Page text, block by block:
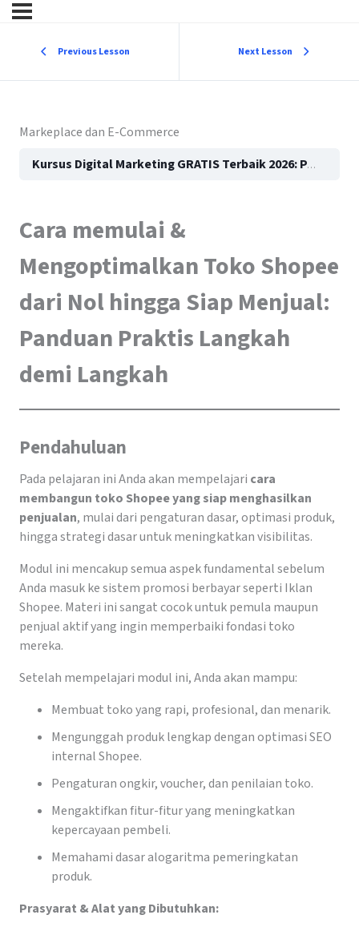
Previous Lesson Next Lesson
Markeplace dan E-Commerce
Kursus Digital Marketing GRATIS Terbaik 2026: Panduan Lengkap untuk Pemula hingga Mahir
Cara memulai &
Mengoptimalkan Toko Shopee
dari Nol hingga Siap Menjual:
Panduan Praktis Langkah
demi Langkah
Pendahuluan
Pada pelajaran ini Anda akan mempelajari cara
membangun toko Shopee yang siap menghasilkan
penjualan, mulai dari pengaturan dasar, optimasi produk,
hingga strategi dasar untuk meningkatkan visibilitas.
Modul ini mencakup semua aspek fundamental sebelum
Anda masuk ke sistem promosi berbayar seperti Iklan
Shopee. Materi ini sangat cocok untuk pemula maupun
penjual aktif yang ingin memperbaiki fondasi toko
mereka.
Setelah mempelajari modul ini, Anda akan mampu:
Membuat toko yang rapi, profesional, dan menarik.
Mengunggah produk lengkap dengan optimasi SEO
internal Shopee.
Pengaturan ongkir, voucher, dan penilaian toko.
Mengaktifkan fitur-fitur yang meningkatkan
kepercayaan pembeli.
Memahami dasar alogaritma pemeringkatan
produk.
Prasyarat & Alat yang Dibutuhkan: